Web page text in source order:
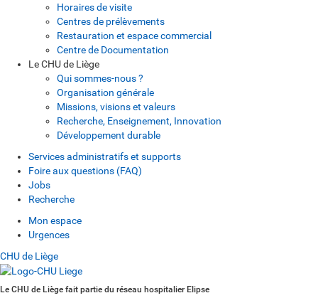
Horaires de visite
Centres de prélèvements
Restauration et espace commercial
Centre de Documentation
Le CHU de Liège
Qui sommes-nous ?
Organisation générale
Missions, visions et valeurs
Recherche, Enseignement, Innovation
Développement durable
Services administratifs et supports
Foire aux questions (FAQ)
Jobs
Recherche
Mon espace
Urgences
CHU de Liège
Le CHU de Liège fait partie du réseau hospitalier Elipse